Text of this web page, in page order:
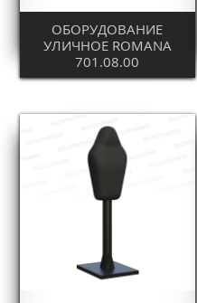
ОБОРУДОВАНИЕ
УЛИЧНОЕ ROMANA
701.08.00